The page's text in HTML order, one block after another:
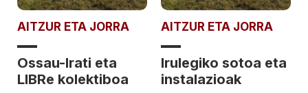
AITZUR ETA JORRA
Ossau-Irati eta
LIBRe kolektiboa
AITZUR ETA JORRA
Irulegiko sotoa eta
instalazioak